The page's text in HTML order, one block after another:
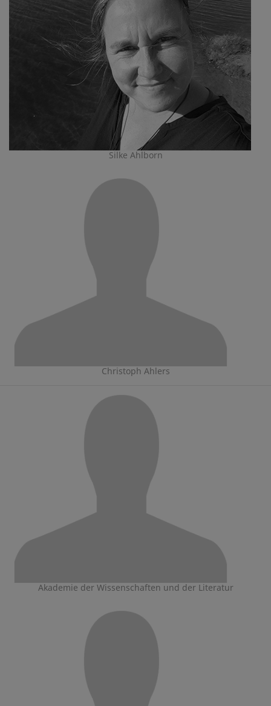
Silke Ahlborn
Christoph Ahlers
Akademie der Wissenschaften und der Literatur